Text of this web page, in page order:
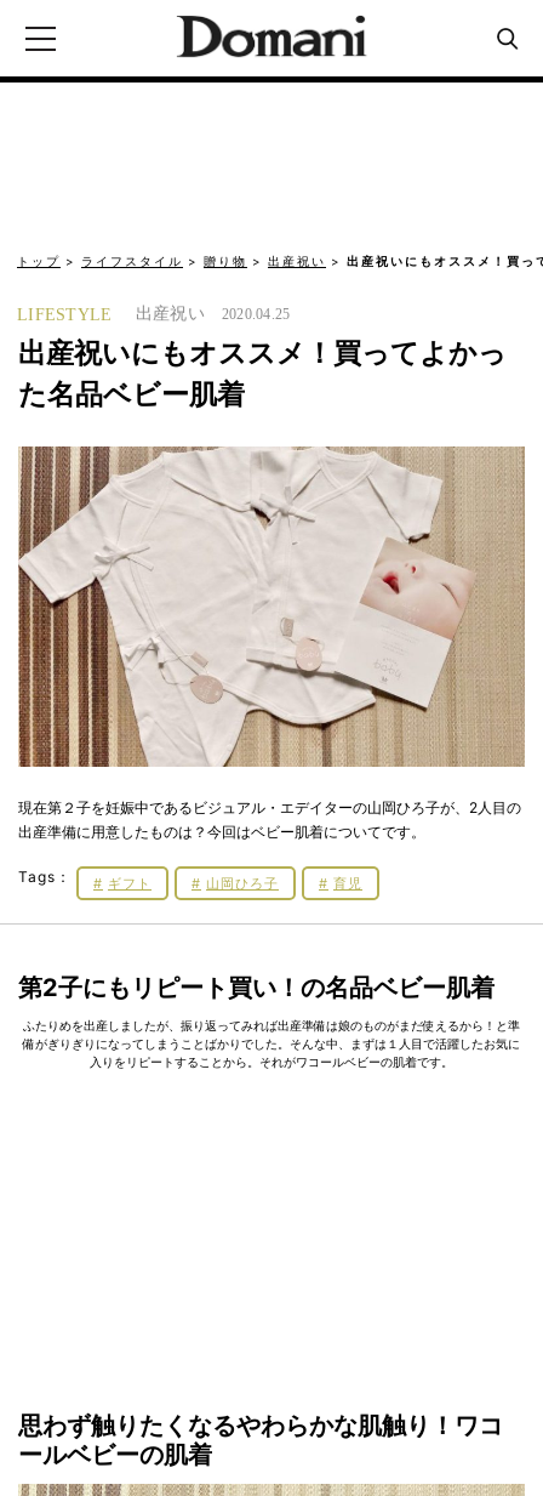
トップ ライフスタイル 贈り物 出産祝い 出産祝いにもオススメ！買っ
LIFESTYLE 出産祝い 2020.04.25
出産祝いにもオススメ！買ってよかっ
た名品ベビー肌着
現在第２子を妊娠中であるビジュアル・エデイターの山岡ひろ子が、2人目の
出産準備に用意したものは？今回はベビー肌着についてです。
Tags： ギフト 山岡ひろ子 育児
第2子にもリピート買い！の名品ベビー肌着
ふたりめを出産しましたが、振り返ってみれば出産準備は娘のものがまだ使えるから！と準
備がぎりぎりになってしまうことばかりでした。そんな中、まずは１人目で活躍したお気に
入りをリピートすることから。それがワコールベビーの肌着です。
思わず触りたくなるやわらかな肌触り！ワコ
ールベビーの肌着